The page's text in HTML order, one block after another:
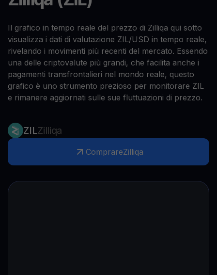
Il grafico in tempo reale del prezzo di Zilliqa qui sotto
visualizza i dati di valutazione ZIL/USD in tempo reale,
rivelando i movimenti più recenti del mercato. Essendo
una delle criptovalute più grandi, che facilita anche i
pagamenti transfrontalieri nel mondo reale, questo
grafico è uno strumento prezioso per monitorare ZIL
e rimanere aggiornati sulle sue fluttuazioni di prezzo.
ZILZilliqa
ComprareZilliqa